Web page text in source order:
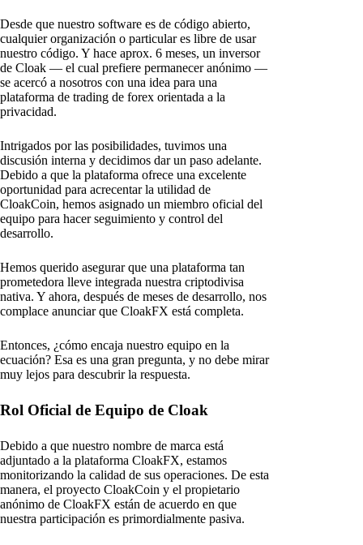
Desde que nuestro software es de código abierto,
cualquier organización o particular es libre de usar
nuestro código. Y hace aprox. 6 meses, un inversor
de Cloak — el cual prefiere permanecer anónimo —
se acercó a nosotros con una idea para una
plataforma de trading de forex orientada a la
privacidad.
Intrigados por las posibilidades, tuvimos una
discusión interna y decidimos dar un paso adelante.
Debido a que la plataforma ofrece una excelente
oportunidad para acrecentar la utilidad de
CloakCoin, hemos asignado un miembro oficial del
equipo para hacer seguimiento y control del
desarrollo.
Hemos querido asegurar que una plataforma tan
prometedora lleve integrada nuestra criptodivisa
nativa. Y ahora, después de meses de desarrollo, nos
complace anunciar que CloakFX está completa.
Entonces, ¿cómo encaja nuestro equipo en la
ecuación? Esa es una gran pregunta, y no debe mirar
muy lejos para descubrir la respuesta.
Rol Oficial de Equipo de Cloak
Debido a que nuestro nombre de marca está
adjuntado a la plataforma CloakFX, estamos
monitorizando la calidad de sus operaciones. De esta
manera, el proyecto CloakCoin y el propietario
anónimo de CloakFX están de acuerdo en que
nuestra participación es primordialmente pasiva.